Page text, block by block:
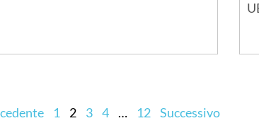
1 2 3 4 … 12 Successivo